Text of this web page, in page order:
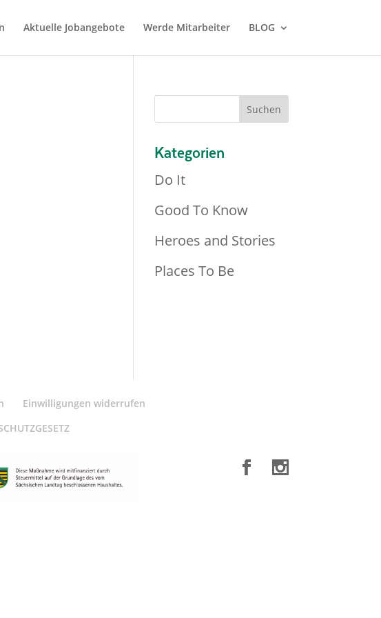
Aktuelle Jobangebote Werde Mitarbeiter BLOG
Kategorien
Do It
Good To Know
Heroes and Stories
Places To Be
Einwilligungen widerrufen